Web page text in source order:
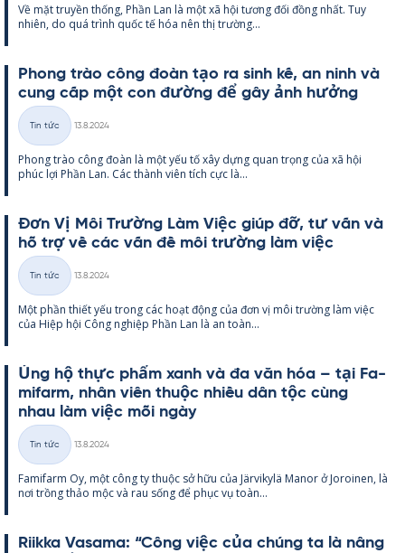
loại
Về mặt tru­yền thống, Phần Lan là một xã hội tương đối đồng nhất. Tuy
nhiên, do quá trình quốc tế hóa nên thị trường...
Phong trào công đoàn tạo ra sinh kế, an ninh và
cung cấp một con đường để gây ảnh hưởng
Thể
loại
Tin tức
13.8.2024
Phong trào công đoàn là một yếu tố xây dựng quan trọng của xã hội
phúc lợi Phần Lan. Các thành viên tích cực là...
Đơn Vị Môi Trường Làm Việc giúp đỡ, tư vấn và
hỗ trợ về các vấn đề môi trường làm việc
Thể
loại
Tin tức
13.8.2024
Một phần thiết yếu trong các hoạt động của đơn vị môi trường làm việc
của Hiệp hội Công ng­hiệp Phần Lan là an toàn...
Ủng hộ thực phẩm xanh và đa văn hóa – tại Fa­
mi­farm, nhân viên thuộc nhiều dân tộc cùng
nhau làm việc mỗi ngày
Thể
loại
Tin tức
13.8.2024
Fa­mi­farm Oy, một công ty thuộc sở hữu của Jär­vi­kylä Ma­nor ở Jo­roi­nen, là
nơi trồng thảo mộc và rau sống để phục vụ toàn...
Riikka Va­sama: “Công việc của chúng ta là nâng